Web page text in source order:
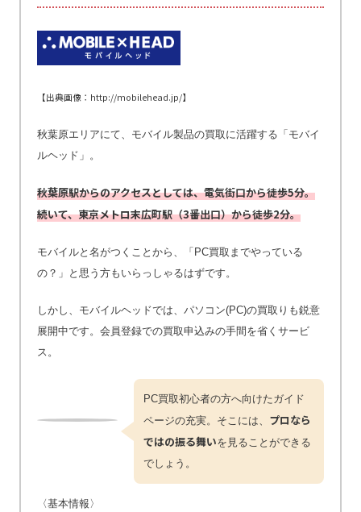
【出典画像：http://mobilehead.jp/】
秋葉原エリアにて、モバイル製品の買取に活躍する「モバイ
ルヘッド」。
秋葉原駅からのアクセスとしては、電気街口から徒歩5分。
続いて、東京メトロ末広町駅（3番出口）から徒歩2分。
モバイルと名がつくことから、「PC買取までやっている
の？」と思う方もいらっしゃるはずです。
しかし、モバイルヘッドでは、パソコン(PC)の買取りも鋭意
展開中です。会員登録での買取申込みの手間を省くサービ
ス。
PC買取初心者の方へ向けたガイド
ページの充実。そこには、 プロなら
ではの振る舞いを見ることができる
でしょう。
〈基本情報〉